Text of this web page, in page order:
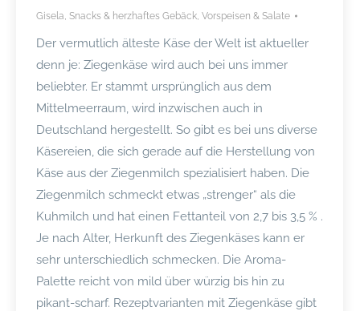
Gisela Snacks & herzhaftes Gebäck Vorspeisen & Salate
Der vermutlich älteste Käse der Welt ist aktueller
denn je: Ziegenkäse wird auch bei uns immer
beliebter. Er stammt ursprünglich aus dem
Mittelmeerraum, wird inzwischen auch in
Deutschland hergestellt. So gibt es bei uns diverse
Käsereien, die sich gerade auf die Herstellung von
Käse aus der Ziegenmilch spezialisiert haben. Die
Ziegenmilch schmeckt etwas „strenger“ als die
Kuhmilch und hat einen Fettanteil von 2,7 bis 3,5 % .
Je nach Alter, Herkunft des Ziegenkäses kann er
sehr unterschiedlich schmecken. Die Aroma-
Palette reicht von mild über würzig bis hin zu
pikant-scharf. Rezeptvarianten mit Ziegenkäse gibt